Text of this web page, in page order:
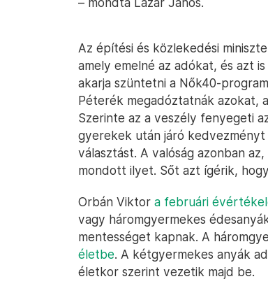
Az építési és közlekedési
amely emelné az adókat, és azt
akarja szüntetni a Nők40-
Péterék megadóztatnák azokat,
Szerinte az a veszély fenyegeti
gyerekek után járó kedvezményt
választást. A valóság azonban
mondott ilyet. Sőt azt ígérik,
Orbán Viktor a februári
vagy háromgyermekes
mentességet kapnak. A
életbe. A kétgyermekes anyák
életkor szerint vezetik majd be.